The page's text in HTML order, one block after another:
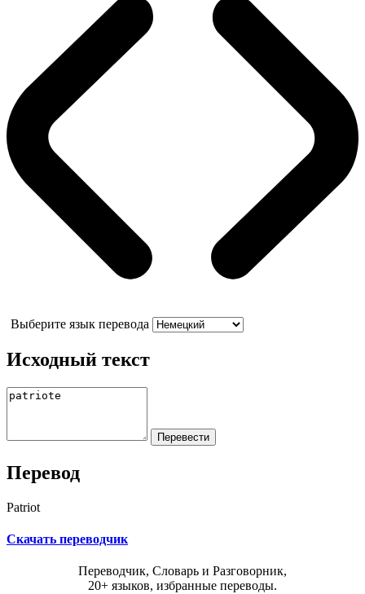
Выберите язык перевода
Исходный текст
Перевод
Patriot
Скачать переводчик
Переводчик, Словарь и Разговорник,
20+ языков, избранные переводы.